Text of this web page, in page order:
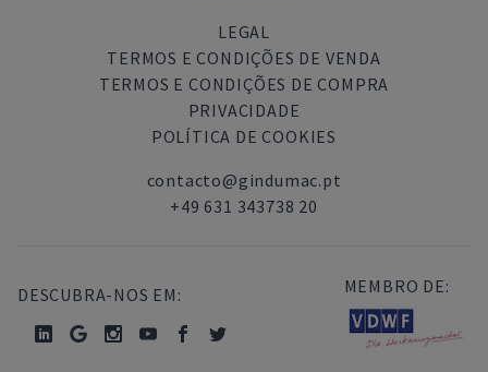
LEGAL
TERMOS E CONDIÇÕES DE VENDA
TERMOS E CONDIÇÕES DE COMPRA
PRIVACIDADE
POLÍTICA DE COOKIES
contacto@gindumac.pt
+49 631 343738 20
DESCUBRA-NOS EM: MEMBRO DE: